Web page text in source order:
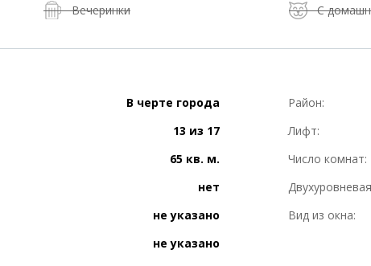
Вечеринки С
В черте города Район:
13 из 17 Лифт:
65 кв. м. Число комнат:
нет
не указано Вид из окна:
не указано